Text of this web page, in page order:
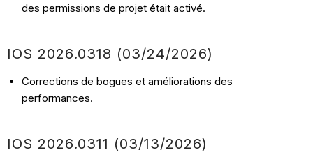
des permissions de projet était activé.
IOS 2026.0318 (03/24/2026)
Corrections de bogues et améliorations des
performances.
IOS 2026.0311 (03/13/2026)